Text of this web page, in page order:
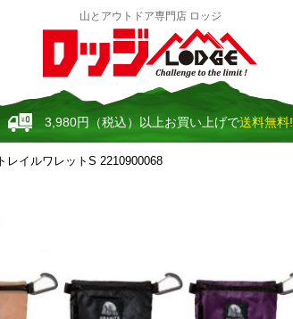
山とアウトドア専門店 ロッジ
3,980円（税込）以上お買い上げで送料無料!
トレイルワレットS 2210900068